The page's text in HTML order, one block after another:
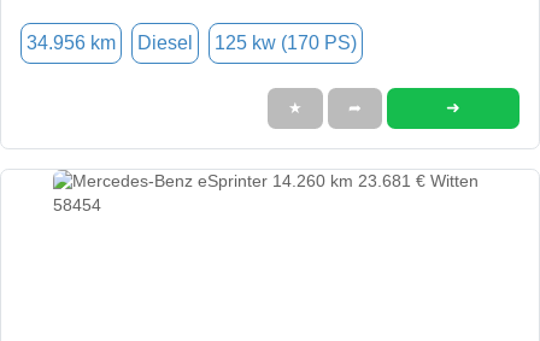
34.956 km Diesel 125 kw (170 PS)
★ ➦ ➜